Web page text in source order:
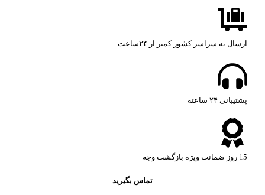
ارسال به سراسر کشور کمتر از ۲۴ساعت
پشتیبانی ۲۴ ساعته​
15 روز ضمانت ویژه بازگشت وجه
تماس بگیرید